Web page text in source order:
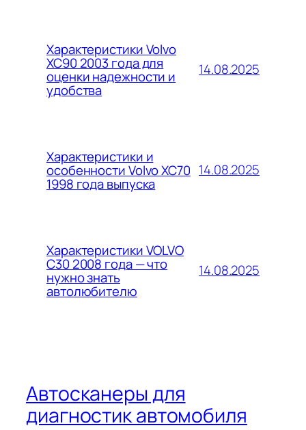
Характеристики Volvo
XC90 2003 года для
оценки надежности и
удобства
14.08.2025
Характеристики и
особенности Volvo XC70
1998 года выпуска
14.08.2025
Характеристики VOLVO
C30 2008 года — что
нужно знать
автолюбителю
14.08.2025
Автосканеры для
диагностик автомобиля